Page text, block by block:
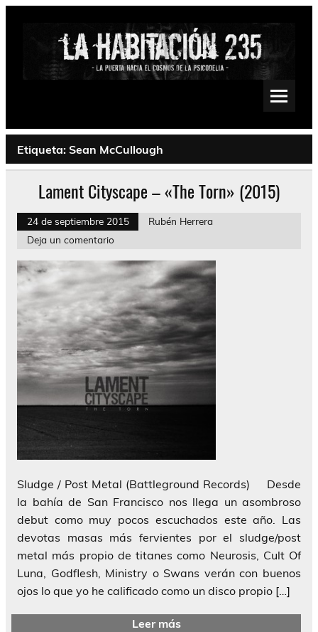
Saltar
Psychedelic, Stoner, Doom, Sludge, Fuzz, Space, Drone
Etiqueta: Sean McCullough
Lament Cityscape – «The Torn» (2015)
24 de septiembre 2015
Rubén Herrera
Deja un comentario
Sludge / Post Metal (Battleground Records) Desde
la bahía de San Francisco nos llega un asombroso
debut como muy pocos escuchados este año. Las
devotas masas más fervientes por el sludge/post
metal más propio de titanes como Neurosis, Cult Of
Luna, Godflesh, Ministry o Swans verán con buenos
ojos lo que yo he calificado como un disco propio […]
Leer más